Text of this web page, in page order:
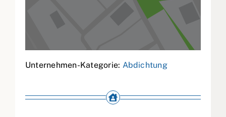
Unternehmen-Kategorie: Abdichtung